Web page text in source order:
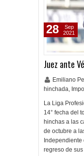
Juez ante
Emiliano
hinchada,
La Liga
14° fecha del
hinchas a las
de octubre a
Independiente
regreso de
28
Sep
2021